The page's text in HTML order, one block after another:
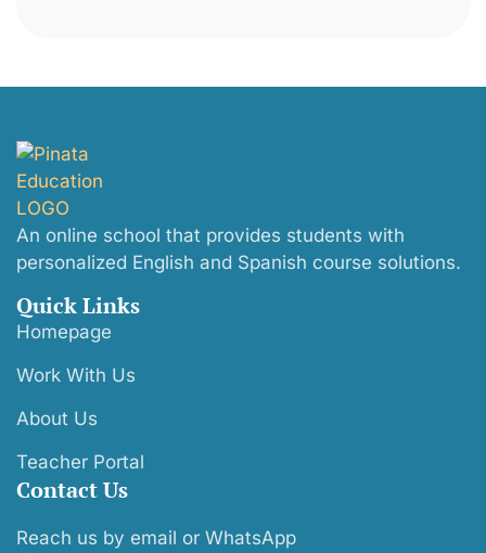
An online school that provides students with
personalized English and Spanish course solutions.
Quick Links
Homepage
Work With Us
About Us
Teacher Portal
Contact Us
Reach us by email or WhatsApp